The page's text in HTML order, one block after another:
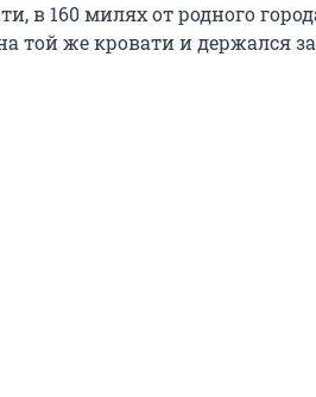
в 160 милях от родного
той же кровати и держался